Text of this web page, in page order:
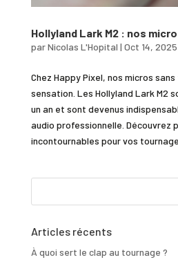
Hollyland Lark M2 : nos
parNicolas L'Hopital | Oct 14, 2025
Chez Happy Pixel, nos micros
sensation. Les Hollyland Lark M2
un an et sont devenus
audio professionnelle. Découvrez
incontournables pour vos
Articles récents
À quoi sert le clap au tournage ?